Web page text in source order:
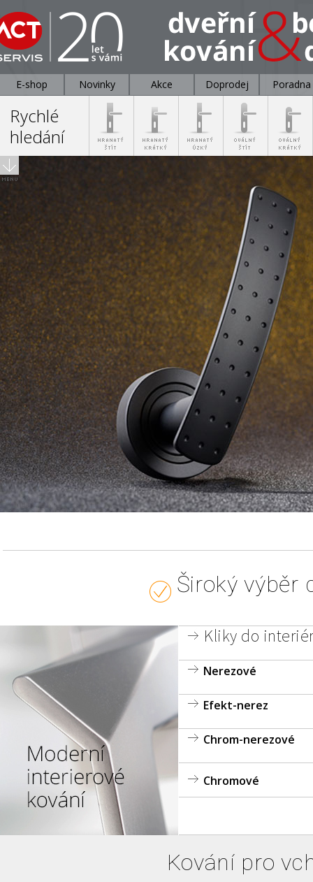
E-shop Novinky Akce Doprodej Poradna
Rychlé
hledání
Široký výběr
Kliky do
Nerezové
Efekt-nerez
Chrom-nerezové
Chromové
Kování pro